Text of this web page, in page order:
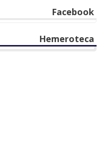
Facebook
Hemeroteca